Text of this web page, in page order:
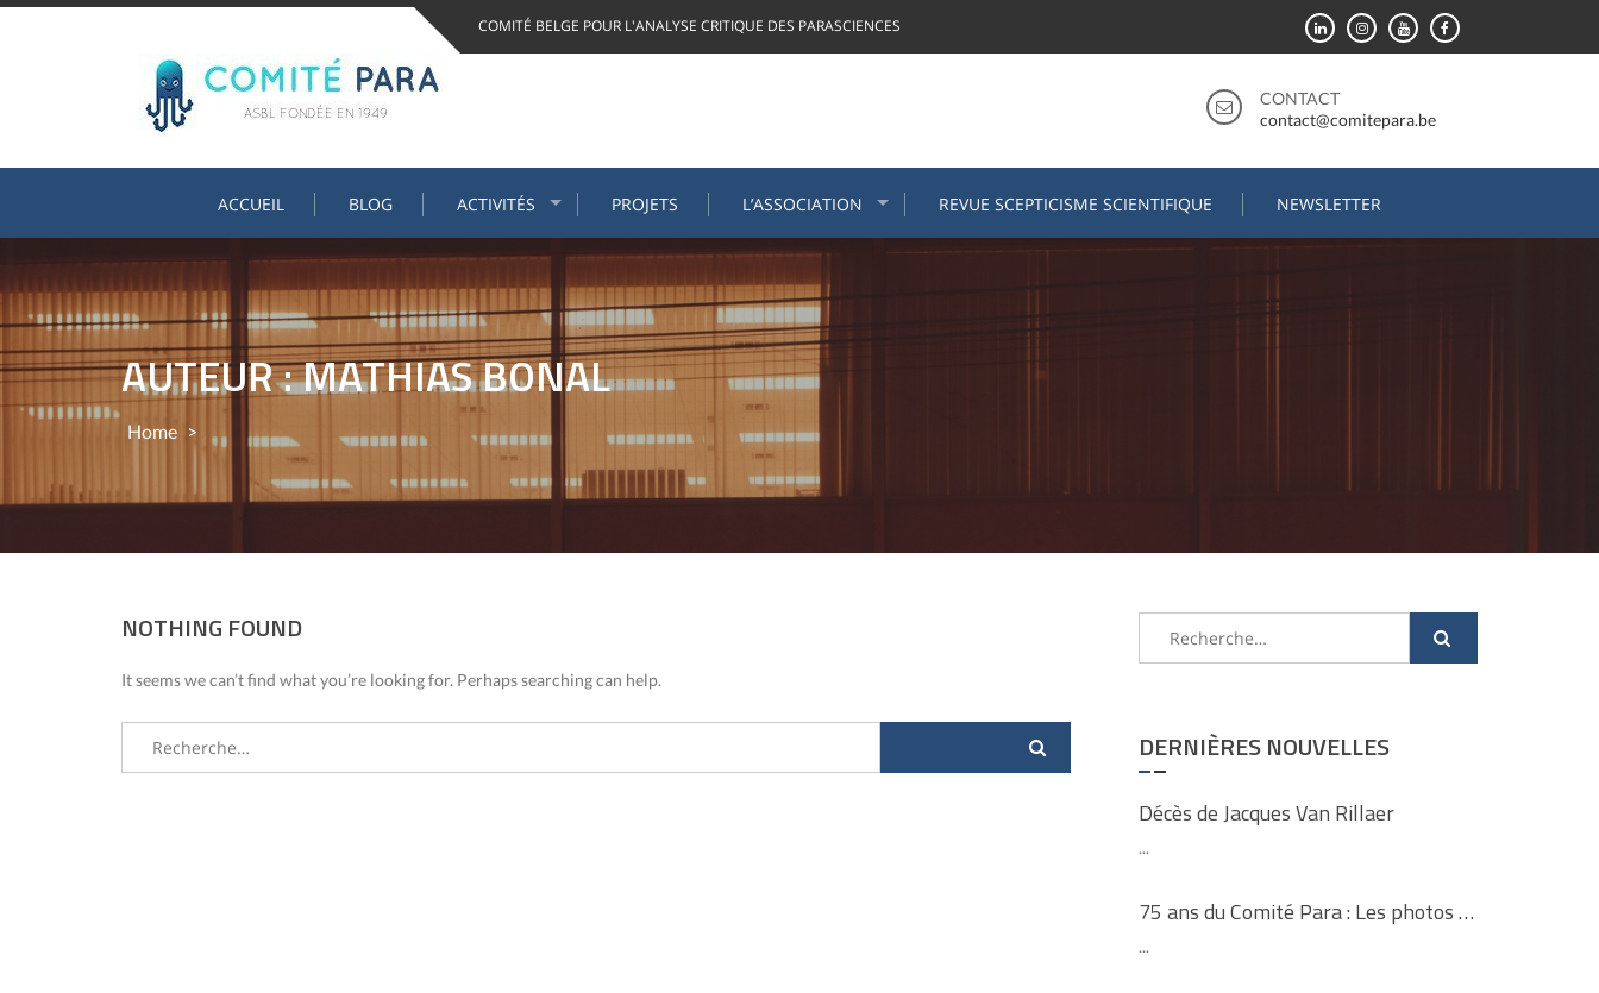
Skip
COMITÉ BELGE POUR L'ANALYSE CRITIQUE DES PARASCIENCES
CONTACT
contact@comitepara.be
ACCUEIL BLOG ACTIVITÉS PROJETS L’ASSOCIATION REVUE SCEPTICISME SCIENTIFIQUE NEWSLETTER
AUTEUR : MATHIAS BONAL
Home >
NOTHING FOUND
It seems we can’t find what you’re looking for. Perhaps searching can help.
DERNIÈRES NOUVELLES
Décès de Jacques Van Rillaer
...
75 ans du Comité Para : Les photos …
...